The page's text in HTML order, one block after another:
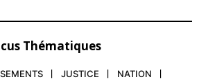
Thématiques
JUSTICE
NATION